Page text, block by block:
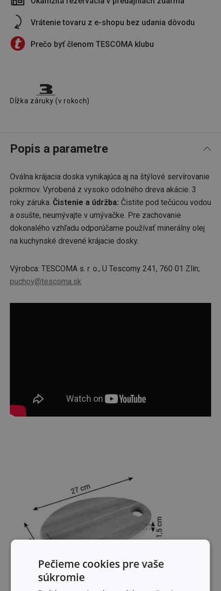
Vrátenie tovaru z e-shopu bez udania dôvodu
Prečo byť členom TESCOMA klubu
Dĺžka záruky (v rokoch)
Popis a parametre
Oválna krájacia doska vynikajúca aj na štýlové servírovanie
pokrmov. Vyrobená z vysoko odolného dreva akácie. 3
roky záruka. Čistenie a údržba: Čistite pod tečúcou vodou
a osušte, neumývajte v umývačke. Pre zachovanie
dokonalého vzhľadu odporúčame používať minerálny olej
na kuchynské drevené krájacie dosky.
Výrobca: TESCOMA s. r. o., U Tescomy 241, 760 01 Zlín;
puchov@tescoma.sk
Pečieme cookies pre vaše
súkromie